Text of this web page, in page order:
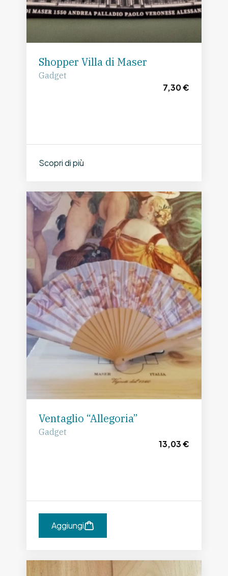
Shopper Villa di Maser
Gadget
7,30 €
Scopri di più
Ventaglio “Allegoria”
Gadget
13,03 €
Aggiungi